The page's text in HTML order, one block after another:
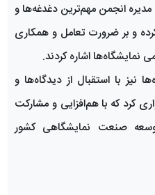
انجمن مهم‌ترین دغدغه‌ها و
و بر ضرورت تعامل و همکاری
اشاره کردند.
نیز با استقبال از دیدگاه‌ها و
کرد که با هم‌افزایی و مشارکت
صنعت نمایشگاهی کشور